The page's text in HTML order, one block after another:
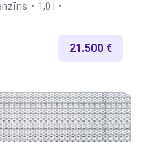
1,0 l
21.500 €